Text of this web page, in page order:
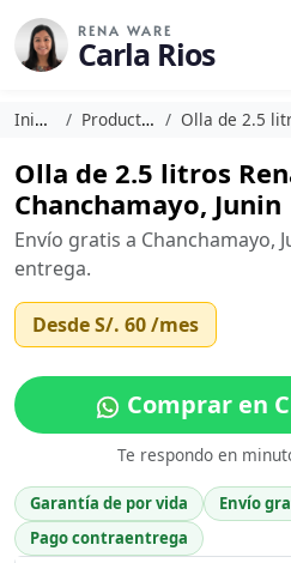
RENA WARE
Carla Rios
Inicio Productos Olla de 2.5
Olla de 2.5 litros
Chanchamayo, Junin
Envío gratis a Chanchamayo,
entrega.
DesdeS/. 60/mes
Comprar en
Te respondo en
Garantía de por vida
Envío
Pago contraentrega